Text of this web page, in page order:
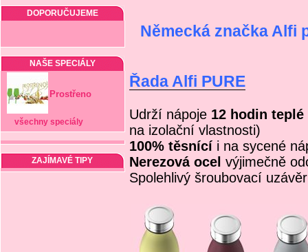
DOPORUČUJEME
NAŠE SPECIÁLY
Prostřeno
všechny speciály
ZAJÍMAVÉ TIPY
Německá značka Alfi
Řada Alfi PURE
Udrží nápoje 12 hodin
na izolační vlastnosti)
100% těsnící i na sycené
Nerezová ocel výjimečně
Spolehlivý šroubovací